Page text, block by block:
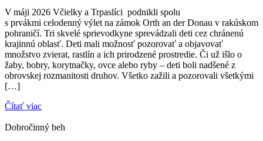
V máji 2026 Včielky a Trpaslíci podnikli spolu
s prvákmi celodenný výlet na zámok Orth an der Donau v rakúskom
pohraničí. Tri skvelé sprievodkyne sprevádzali deti cez chránenú
krajinnú oblasť. Deti mali možnosť pozorovať a objavovať
množstvo zvierat, rastlín a ich prirodzené prostredie. Či už išlo o
žaby, bobry, korytnačky, ovce alebo ryby – deti boli nadšené z
obrovskej rozmanitosti druhov. Všetko zažili a pozorovali všetkými
[…]
Čítať viac
Dobročinný beh